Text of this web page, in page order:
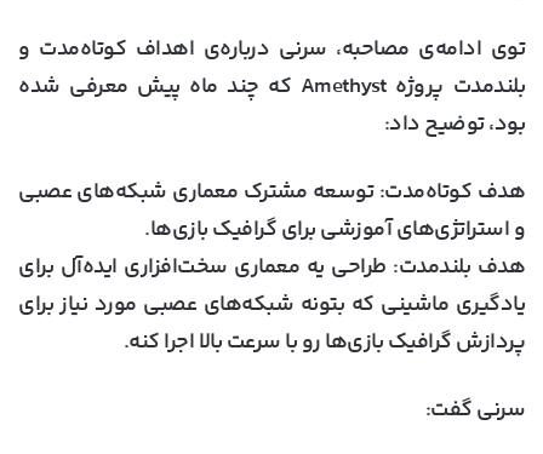
توی ادامه‌ی مصاحبه، سرنی درباره‌ی اهداف کوتاه‌مدت و
بلندمدت پروژه Amethyst که چند ماه پیش معرفی شده
بود، توضیح داد:
هدف کوتاه‌مدت:توسعه مشترک معماری شبکه‌های عصبی
و استراتژی‌های آموزشی برای گرافیک بازی‌ها.
هدف بلندمدت: طراحی یه معماری سخت‌افزاری ایده‌آل برای
یادگیری ماشینی که بتونه شبکه‌های عصبی مورد نیاز برای
پردازش گرافیک بازی‌ها رو با سرعت بالا اجرا کنه.
سرنی گفت: